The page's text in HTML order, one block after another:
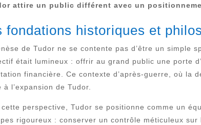
attire un public différent avec un
fondations historiques et
de Tudor ne se contente pas d’être un simple
était lumineux : offrir au grand public une porte
financière. Ce contexte d’après-guerre, où la
à l’expansion de Tudor.
cette perspective, Tudor se positionne comme un
rigoureux : conserver un contrôle méticuleux